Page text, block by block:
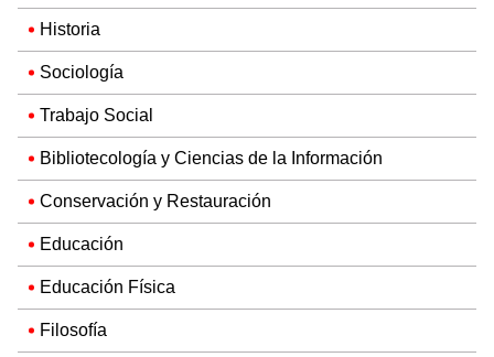
Historia
Sociología
Trabajo Social
Bibliotecología y Ciencias de la Información
Conservación y Restauración
Educación
Educación Física
Filosofía